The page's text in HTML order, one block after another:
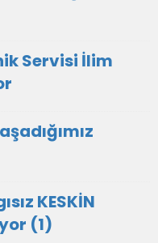
Servisi İlim
KESKİN
(1)